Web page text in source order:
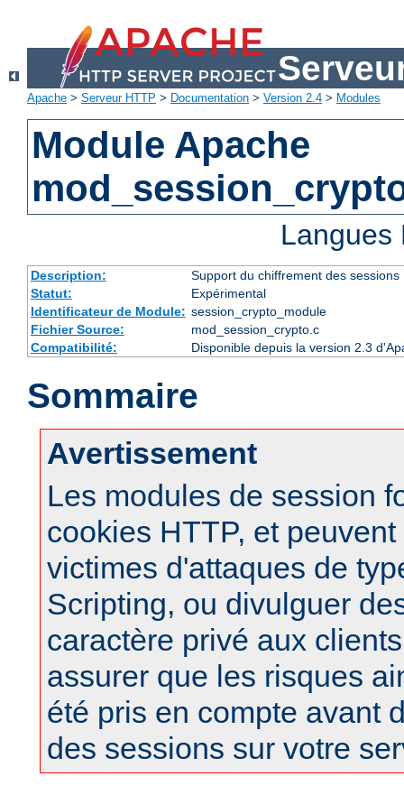
Apache > Serveur HTTP > Documentation > Version 2.4 > Modules
Module Apache
Description:
Support du chiffrement des sessions
Statut:
Expérimental
Identificateur de Module: session_crypto_module
Fichier Source:
mod_session_crypto.c
Compatibilité:
Disponible depuis la version 2.3
Sommaire
Avertissement
Les modules de session
cookies HTTP, et
victimes d'attaques de
Scripting, ou divulguer
caractère privé aux
assurer que les risques
été pris en compte avant
des sessions sur votre